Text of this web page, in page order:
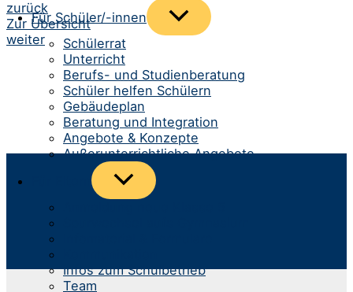
Für Schüler/-innen
Menü
umschalten
Schülerrat
Unterricht
Berufs- und Studienberatung
Schüler helfen Schülern
Gebäudeplan
Beratung und Integration
Angebote & Konzepte
Außerunterrichtliche Angebote
Menü
umschalten
Infos zum Schulbetrieb
Team
Beitrags-
Navigation
zurück
Zur Übersicht
weiter